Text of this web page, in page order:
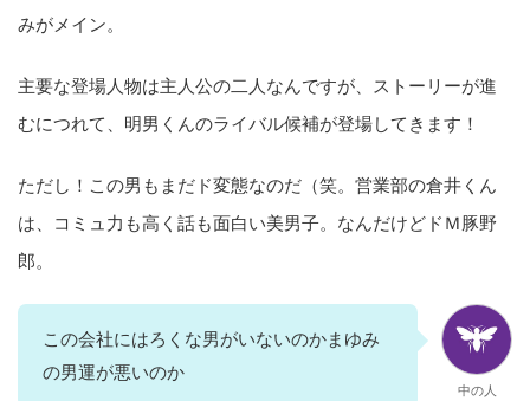
みがメイン。
主要な登場人物は主人公の二人なんですが、ストーリーが進
むにつれて、明男くんのライバル候補が登場してきます！
ただし！この男もまだド変態なのだ（笑。営業部の倉井くん
は、コミュ力も高く話も面白い美男子。なんだけどドＭ豚野
郎。
この会社にはろくな男がいないのかまゆみ
の男運が悪いのか
中の人